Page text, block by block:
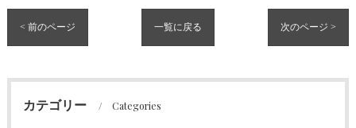
< 前のページ 一覧に戻る 次のページ >
カテゴリー Categories